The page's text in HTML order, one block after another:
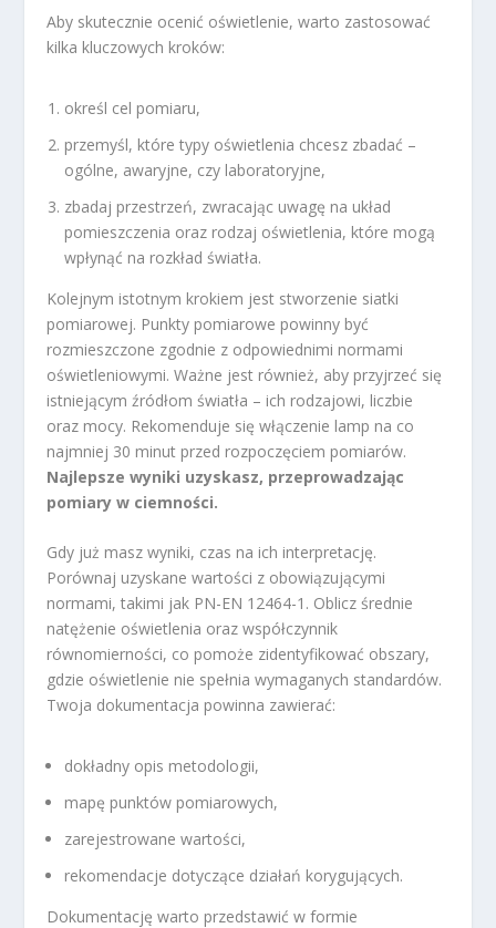
Aby skutecznie ocenić oświetlenie, warto zastosować
kilka kluczowych kroków:
określ cel pomiaru,
przemyśl, które typy oświetlenia chcesz zbadać –
ogólne, awaryjne, czy laboratoryjne,
zbadaj przestrzeń, zwracając uwagę na układ
pomieszczenia oraz rodzaj oświetlenia, które mogą
wpłynąć na rozkład światła.
Kolejnym istotnym krokiem jest stworzenie siatki
pomiarowej. Punkty pomiarowe powinny być
rozmieszczone zgodnie z odpowiednimi normami
oświetleniowymi. Ważne jest również, aby przyjrzeć się
istniejącym źródłom światła – ich rodzajowi, liczbie
oraz mocy. Rekomenduje się włączenie lamp na co
najmniej 30 minut przed rozpoczęciem pomiarów.
Najlepsze wyniki uzyskasz, przeprowadzając
pomiary w ciemności.
Gdy już masz wyniki, czas na ich interpretację.
Porównaj uzyskane wartości z obowiązującymi
normami, takimi jak PN-EN 12464-1. Oblicz średnie
natężenie oświetlenia oraz współczynnik
równomierności, co pomoże zidentyfikować obszary,
gdzie oświetlenie nie spełnia wymaganych standardów.
Twoja dokumentacja powinna zawierać:
dokładny opis metodologii,
mapę punktów pomiarowych,
zarejestrowane wartości,
rekomendacje dotyczące działań korygujących.
Dokumentację warto przedstawić w formie